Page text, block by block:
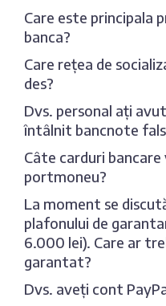
Care este principala
banca?
Care rețea de
des?
Dvs. personal ați
întâlnit bancnote
Câte carduri bancare
portmoneu?
La moment se
plafonului de
6.000 lei). Care ar
garantat?
Dvs. aveți cont